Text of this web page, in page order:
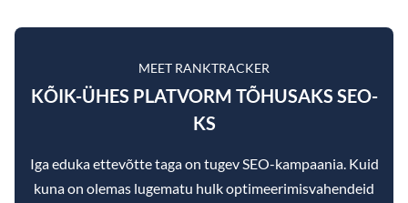
MEET RANKTRACKER
KÕIK-ÜHES PLATVORM TÕHUSAKS SEO-
KS
Iga eduka ettevõtte taga on tugev SEO-kampaania. Kuid
kuna on olemas lugematu hulk optimeerimisvahendeid